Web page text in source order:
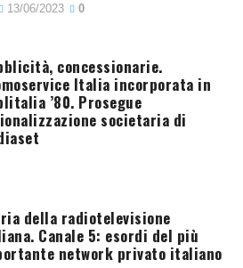
13/06/2023 0
concessionarie.
Italia incorporata in
’80. Prosegue
societaria di
della radiotelevisione
Canale 5: esordi del più
network privato italiano